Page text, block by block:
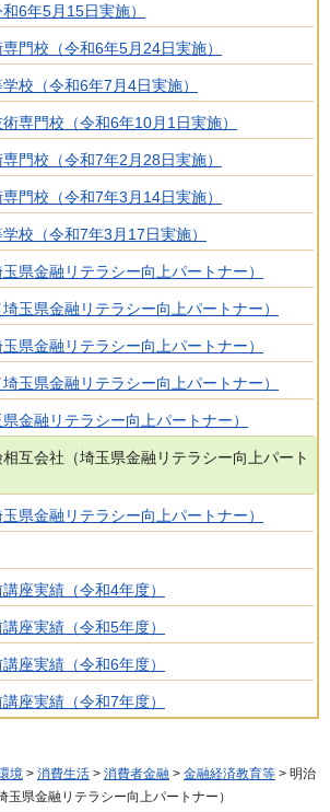
6年5月15日実施）
門校（令和6年5月24日実施）
校（令和6年7月4日実施）
専門校（令和6年10月1日実施）
門校（令和7年2月28日実施）
門校（令和7年3月14日実施）
校（令和7年3月17日実施）
県金融リテラシー向上パートナー）
玉県金融リテラシー向上パートナー）
県金融リテラシー向上パートナー）
玉県金融リテラシー向上パートナー）
金融リテラシー向上パートナー）
互会社（埼玉県金融リテラシー向上パート
県金融リテラシー向上パートナー）
座実績（令和4年度）
座実績（令和5年度）
座実績（令和6年度）
座実績（令和7年度）
境 > 消費生活 > 消費者金融 > 金融経済教育等 > 明治
県金融リテラシー向上パートナー）